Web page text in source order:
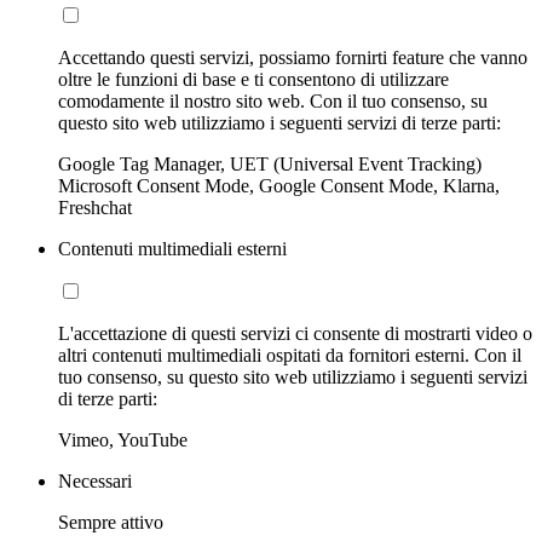
Accettando questi servizi, possiamo fornirti feature che vanno
oltre le funzioni di base e ti consentono di utilizzare
comodamente il nostro sito web. Con il tuo consenso, su
questo sito web utilizziamo i seguenti servizi di terze parti:
Google Tag Manager, UET (Universal Event Tracking)
Microsoft Consent Mode, Google Consent Mode, Klarna,
Freshchat
Contenuti multimediali esterni
L'accettazione di questi servizi ci consente di mostrarti video o
altri contenuti multimediali ospitati da fornitori esterni. Con il
tuo consenso, su questo sito web utilizziamo i seguenti servizi
di terze parti:
Vimeo, YouTube
Necessari
Sempre attivo